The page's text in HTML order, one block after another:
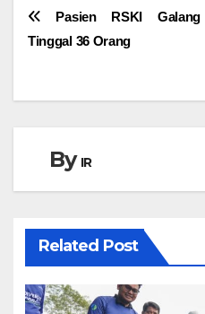
Navigasi
pos
Pasien RSKI Galang
Tinggal 36 Orang
By IR
Related Post